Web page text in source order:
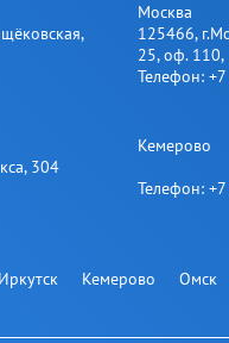
Москва
125466,
25​, оф. 110,
Телефон:
304
Кемерово
Телефон:
Иркутск Кемерово Омск